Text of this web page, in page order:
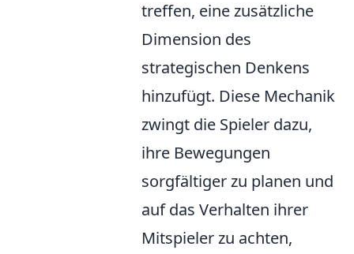
treffen, eine zusätzliche
Dimension des
strategischen Denkens
hinzufügt. Diese Mechanik
zwingt die Spieler dazu,
ihre Bewegungen
sorgfältiger zu planen und
auf das Verhalten ihrer
Mitspieler zu achten,